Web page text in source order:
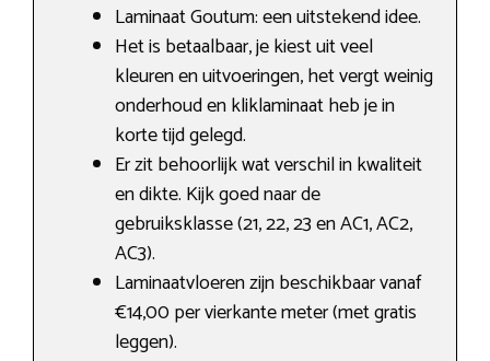
Laminaat Goutum: een uitstekend idee.
Het is betaalbaar, je kiest uit veel
kleuren en uitvoeringen, het vergt weinig
onderhoud en kliklaminaat heb je in
korte tijd gelegd.
Er zit behoorlijk wat verschil in kwaliteit
en dikte. Kijk goed naar de
gebruiksklasse (21, 22, 23 en AC1, AC2,
AC3).
Laminaatvloeren zijn beschikbaar vanaf
€14,00 per vierkante meter (met gratis
leggen).